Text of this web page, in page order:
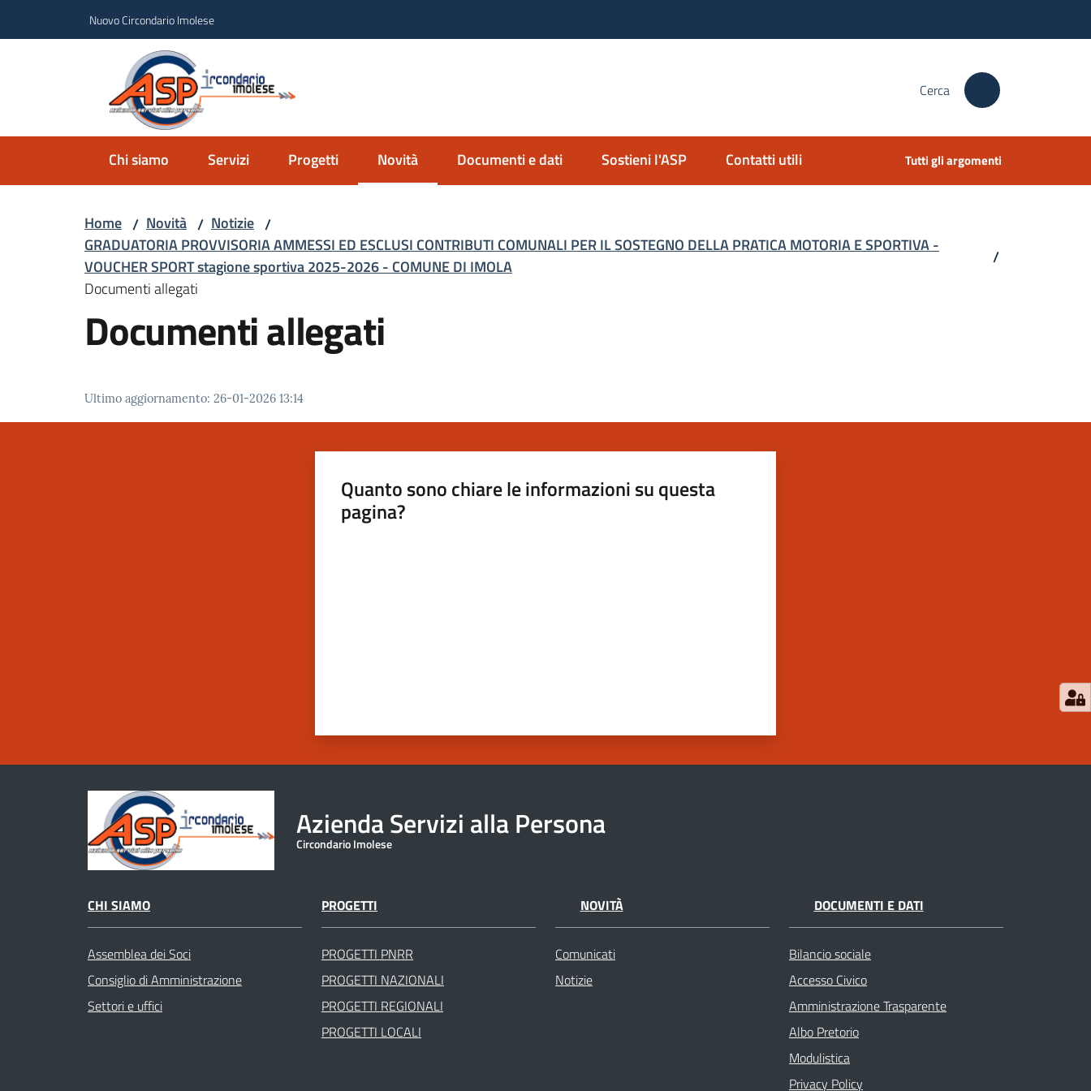
Nuovo Circondario Imolese
Cerca
Chi siamo Servizi Progetti Novità
Menu selezionatoDocumenti e dati Sostieni l'ASP Contatti utili Tutti gli argomenti
Home / Novità / Notizie /
GRADUATORIA PROVVISORIA AMMESSI ED ESCLUSI CONTRIBUTI COMUNALI PER IL SOSTEGNO DELLA PRATICA MOTORIA E SPORTIVA -
VOUCHER SPORT stagione sportiva 2025-2026 - COMUNE DI IMOLA
/
Documenti allegati
Documenti allegati
Ultimo aggiornamento: 26-01-2026 13:14
Quanto sono chiare le informazioni su questa
pagina?
Azienda Servizi alla Persona
Circondario Imolese
CHI SIAMO
Assemblea dei Soci
Consiglio di Amministrazione
Settori e uffici
PROGETTI
PROGETTI PNRR
PROGETTI NAZIONALI
PROGETTI REGIONALI
PROGETTI LOCALI
NOVITÀ
Comunicati
Notizie
DOCUMENTI E DATI
Bilancio sociale
Accesso Civico
Amministrazione Trasparente
Albo Pretorio
Modulistica
Privacy Policy